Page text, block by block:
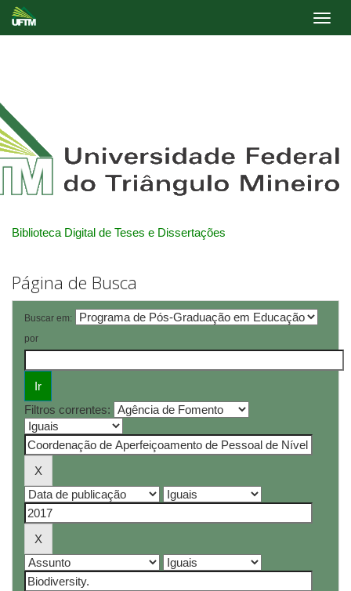
Biblioteca Digital de Teses e Dissertações
Página de Busca
Buscar em:
por
Filtros correntes: